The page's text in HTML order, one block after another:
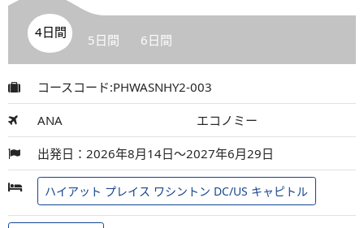
4日間 5日間 6日間
コースコード:PHWASNHY2-003
ANA エコノミー
出発日：2026年8月14日～2027年6月29日
ハイアット プレイス ワシントン DC/US キャピトル